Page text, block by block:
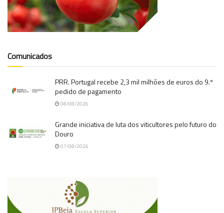
Comunicados
PRR. Portugal recebe 2,3 mil milhões de euros do 9.º
pedido de pagamento
08/08/2026
Grande iniciativa de luta dos viticultores pelo futuro do
Douro
07/08/2026